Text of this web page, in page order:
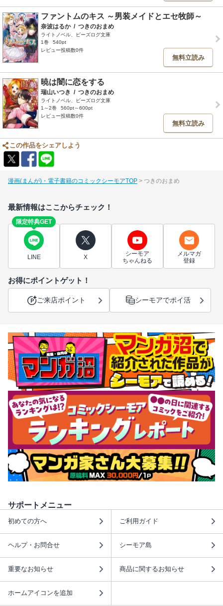
ファントムのキス ～男装メイドとエセ牧師～
奈波はるか / つきのおまめ
ライトノベル、ビーズログ文庫
1巻
540pt
レビュー投稿数0件
無料立読み
暁は闇に恋をする
瑞山いつき / つきのおまめ
ライトノベル、ビーズログ文庫
1～2巻
560pt～600pt
レビュー投稿数0件
無料立読み
この作品をシェアしよう
漫画(まんが)・電子書籍のコミックシーモアTOP つきのおまめ
最新情報はここからチェック！
限定特典GET
LINE X
シーモア
ちゃんねる
メルマガ
登録
お得にポイントゲット！
ご来店ポイント シーモアでポイ活
サポートメニュー
初めての方へ ご利用ガイド
ヘルプ・お問合せ シーモア島
重要なお知らせ 商品に関するお知らせ
ホームアイコンを追加